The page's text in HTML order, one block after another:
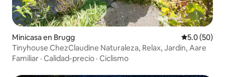
Minicasa en Brugg Calificación
5.0 (50)
Tinyhouse ChezClaudine Naturaleza, Relax, Jardín, Aare
Familiar · Calidad-precio · Ciclismo